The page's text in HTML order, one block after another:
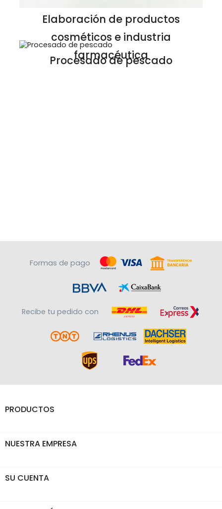
Elaboración de productos
cosméticos e industria
farmacéutica
Procesado de pescado
Formas de pago
Recibe tu pedido con
PRODUCTOS
NUESTRA EMPRESA
SU CUENTA